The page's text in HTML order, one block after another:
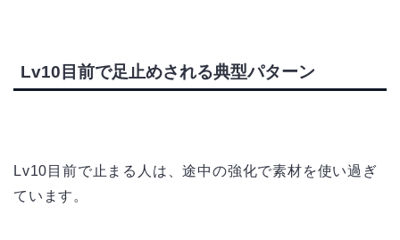
Lv10目前で足止めされる典型パターン
Lv10目前で止まる人は、途中の強化で素材を使い過ぎ
ています。